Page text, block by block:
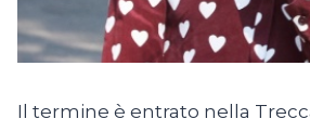
Il termine è entrato nella